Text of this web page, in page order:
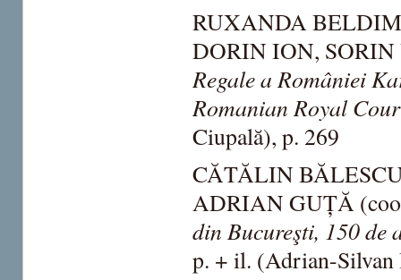
RUXANDA
DORIN ION,
Regale a României
Romanian Royal
Ciupală), p. 269
CĂTĂLIN
ADRIAN GUȚĂ
din Bucureşti, 150 de
p. + il. (Adrian-Silvan